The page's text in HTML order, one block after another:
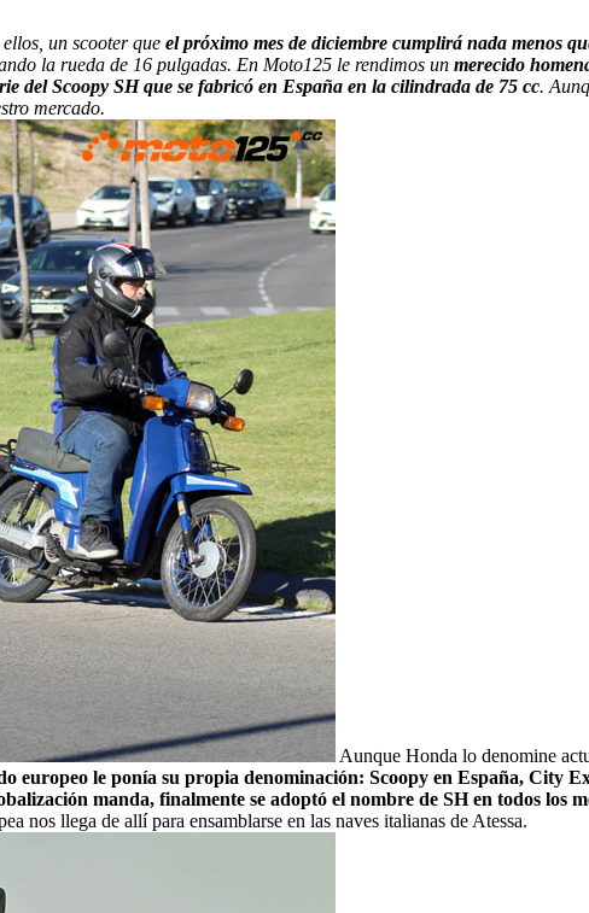
un scooter que el próximo mes de diciembre cumplirá nada menos
la rueda de 16 pulgadas. En Moto125 le rendimos un merecido
del Scoopy SH que se fabricó en España en la cilindrada de 75 cc.
mercado.
Aunque Honda lo denomine
europeo le ponía su propia denominación: Scoopy en España, City
manda, finalmente se adoptó el nombre de SH en todos los
nos llega de allí para ensamblarse en las naves italianas de Atessa.